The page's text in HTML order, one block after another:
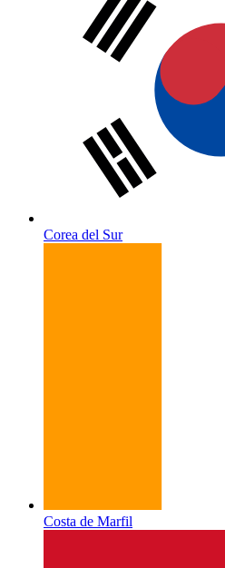
Corea del Sur
Costa de Marfil